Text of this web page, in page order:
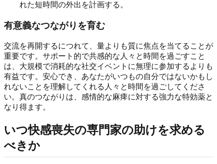
れた短時間の外出を計画する。
有意義なつながりを育む
交流を再開するにつれて、量よりも質に焦点を当てることが
重要です。サポート的で共感的な人々と時間を過ごすこと
は、大規模で消耗的な社交イベントに無理に参加するよりも
有益です。安心でき、あなたがいつもの自分ではないかもし
れないことを理解してくれる人々と時間を過ごしてくださ
い。真のつながりは、感情的な麻痺に対する強力な特効薬と
なり得ます。
いつ快感喪失の専門家の助けを求める
べきか